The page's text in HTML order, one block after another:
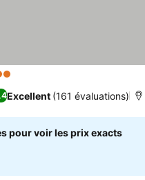
Excellent (161 évaluations)
pour voir les prix exacts